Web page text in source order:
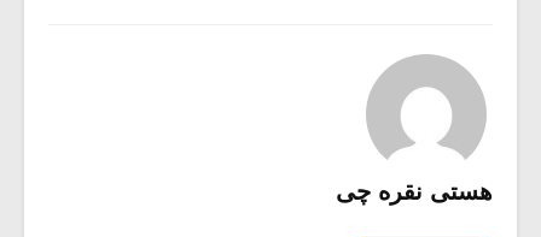
هستی نقره چی